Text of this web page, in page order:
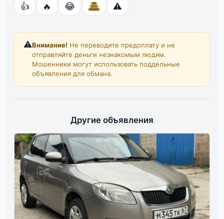
👍 🔥 😂 ⚠️
⚠️Внимание! Не переводите предоплату и не
отправляйте деньги незнакомым людям.
Мошенники могут использовать поддельные
объявления для обмана.
Другие объявления